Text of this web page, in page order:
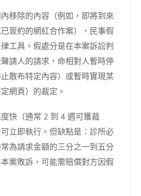
移除的內容（例如，即將到來
簽約的網紅合作案），民事假
工具。假處分是在本案訴訟判
請人的請求，命相對人暫時停
散布特定內容）或暫時實現某
網頁）的裁定。
快（通常 2 到 4 週可獲裁
立即執行。但缺點是：診所必
為請求金額的三分之一到五分
案敗訴，可能需賠償對方因假